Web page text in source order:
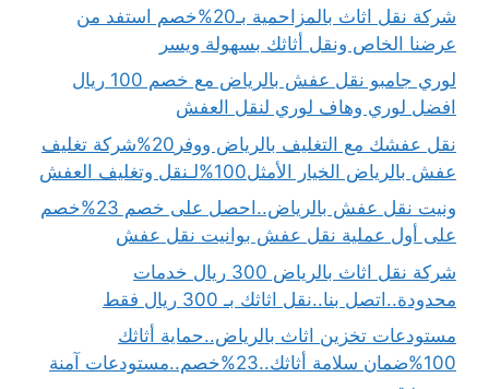
شركة نقل اثاث بالمزاحمية بـ20%خصم استفد من
عرضنا الخاص ونقل أثاثك بسهولة ويسر
لوري جامبو نقل عفش بالرياض مع خصم 100 ريال
افضل لوري وهاف لوري لنقل العفش
نقل عفشك مع التغليف بالرياض ووفر20%شركة تغليف
عفش بالرياض الخيار الأمثل100%لـنقل وتغليف العفش
ونيت نقل عفش بالرياض..احصل على خصم 23%خصم
على أول عملية نقل عفش بوانيت نقل عفش
شركة نقل اثاث بالرياض 300 ريال خدمات
محدودة..اتصل بنا..نقل اثاثك بـ 300 ريال فقط
مستودعات تخزين اثاث بالرياض..حماية أثاثك
100%ضمان سلامة أثاثك..23%خصم..مستودعات آمنة